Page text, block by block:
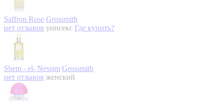
Saffron Rose Grossmith
нет отзывов унисекс Где купить?
Shem - el- Nessim Grossmith
нет отзывов женский